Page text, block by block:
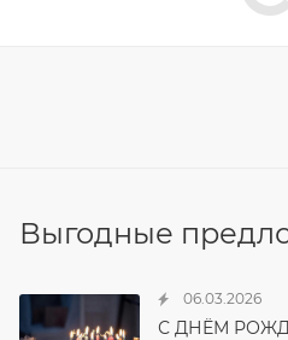
Выгодные
06.03.2026
С ДНЁМ